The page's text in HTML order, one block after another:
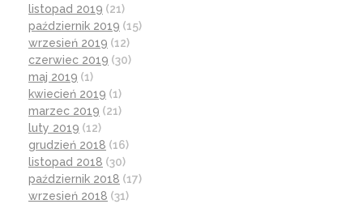
listopad 2019 (21)
październik 2019 (15)
wrzesień 2019 (12)
czerwiec 2019 (30)
maj 2019 (1)
kwiecień 2019 (1)
marzec 2019 (21)
luty 2019 (12)
grudzień 2018 (16)
listopad 2018 (30)
październik 2018 (17)
wrzesień 2018 (31)